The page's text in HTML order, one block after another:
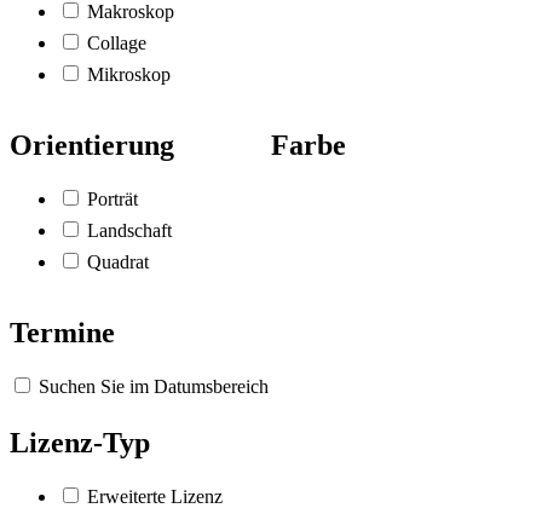
Makroskop
Collage
Mikroskop
Orientierung
Porträt
Landschaft
Quadrat
Farbe
Termine
Suchen Sie im Datumsbereich
Lizenz-Typ
Erweiterte Lizenz